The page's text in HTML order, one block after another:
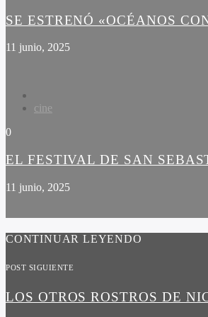
SE ESTRENÓ «OCÉANOS
11 junio, 2025
cine
0
EL FESTIVAL DE SAN
11 junio, 2025
CONTINUAR LEYENDO
POST SIGUIENTE
LOS OTROS ROSTROS DE